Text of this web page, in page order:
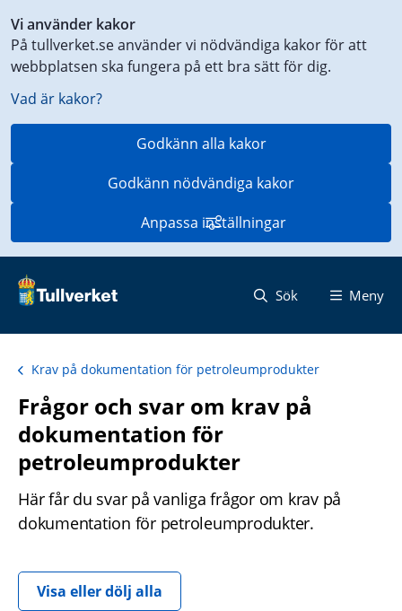
Vi använder kakor
På tullverket.se använder vi nödvändiga kakor för att
webbplatsen ska fungera på ett bra sätt för dig.
Vad är kakor?
Godkänn alla kakor
Godkänn nödvändiga kakor
Anpassa inställningar
till
innehåll
på
aktuell
Sök Meny
Krav på dokumentation för petroleumprodukter
Frågor och svar om krav på
dokumentation för
petroleumprodukter
Här får du svar på vanliga frågor om krav på
dokumentation för petroleumprodukter.
Visa eller dölj alla